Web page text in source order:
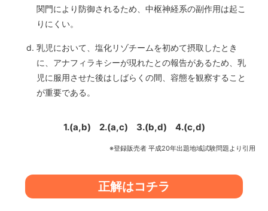
関門により防御されるため、中枢神経系の副作用は起こ
りにくい。
乳児において、塩化リゾチームを初めて摂取したとき
に、アナフィラキシーが現れたとの報告があるため、乳
児に服用させた後はしばらくの間、容態を観察すること
が重要である。
1.(a,b) 2.(a,c) 3.(b,d) 4.(c,d)
※登録販売者 平成20年出題地域試験問題より引用
正解はコチラ